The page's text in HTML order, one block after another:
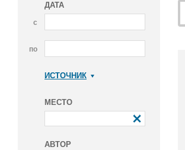
ДАТА
с
по
ИСТОЧНИК
МЕСТО
АВТОР